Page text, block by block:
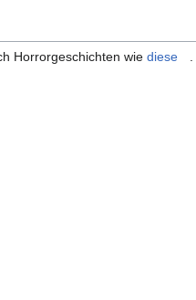
Horrorgeschichten wiediese